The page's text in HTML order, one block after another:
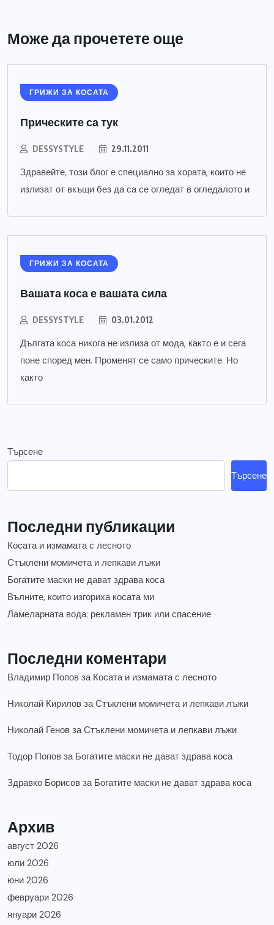
Може да прочетете още
ГРИЖИ ЗА КОСАТА
Прическите са тук
DESSYSTYLE 29.11.2011
Здравейте, този блог е специално за хората, които не
излизат от вкъщи без да са се огледат в огледалото и
ГРИЖИ ЗА КОСАТА
Вашата коса е вашата сила
DESSYSTYLE 03.01.2012
Дългата коса никога не излиза от мода, както е и сега
поне според мен. Променят се само прическите. Но
както
Търсене
Търсене
Последни публикации
Косата и измамата с лесното
Стъклени момичета и лепкави лъжи
Богатите маски не дават здрава коса
Вълните, които изгориха косата ми
Ламеларната вода: рекламен трик или спасение
Последни коментари
Владимир Попов за Косата и измамата с лесното
Николай Кирилов заСтъклени момичета и лепкави лъжи
Николай Генов заСтъклени момичета и лепкави лъжи
Тодор Попов за Богатите маски не дават здрава коса
Здравко Борисов за Богатите маски не дават здрава коса
Архив
август 2026
юли 2026
юни 2026
февруари 2026
януари 2026